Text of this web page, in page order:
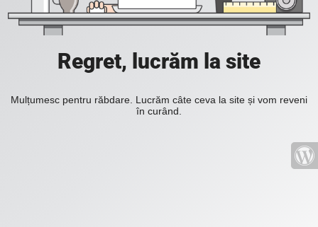
Regret, lucrăm la site
Mulțumesc pentru răbdare. Lucrăm câte ceva la site și vom reveni
în curând.